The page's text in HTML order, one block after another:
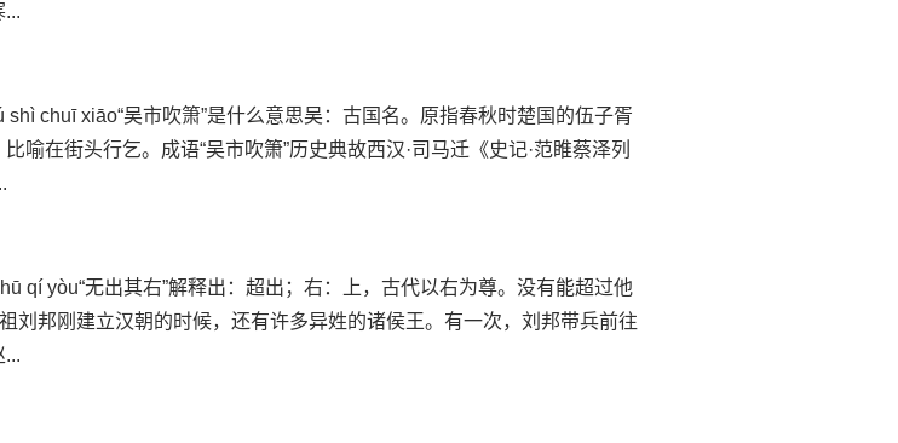
...
shì chuī xiāo“吴市吹箫”是什么意思吴：古国名。原指春秋时楚国的伍子胥
喻在街头行乞。成语“吴市吹箫”历史典故西汉·司马迁《史记·范睢蔡泽列
qí yòu“无出其右”解释出：超出；右：上，古代以右为尊。没有能超过他
刘邦刚建立汉朝的时候，还有许多异姓的诸侯王。有一次，刘邦带兵前往
...